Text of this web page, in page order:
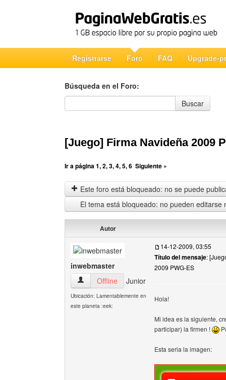
Registrarse Foro FAQ Upgrade-
Búsqueda en el Foro:
Búsqueda en el Foro
Buscar
[Juego] Firma Navideña 2009
Ir a página1,2,3,4,5,6 Siguiente »
Este foro está bloqueado: no se puede
El tema está bloqueado: no pueden editarse
Autor
inwebmaster
inwebmaster Ver perfil del usuario
Offline Junior
Ubicación: Lamentablemente en
este planeta :eek:
14-12-2009, 03:55
Título del mensaje:
2009 PWG-ES
Hola!
Mi idea es la siguiente,
participar) la firmen !
Esta seria la imagen: